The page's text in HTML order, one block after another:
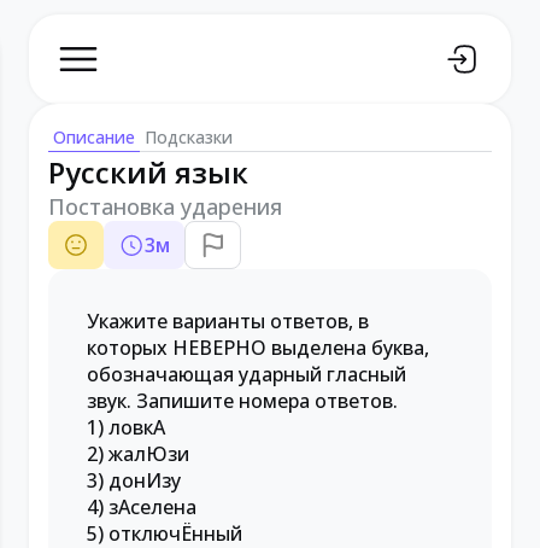
Описание Подсказки
Русский язык
Постановка ударения
3м
Укажите варианты ответов, в
которых НЕВЕРНО выделена буква,
обозначающая ударный гласный
звук. Запишите номера ответов.
1) ловкА
2) жалЮзи
3) донИзу
4) зАселена
5) отключЁнный